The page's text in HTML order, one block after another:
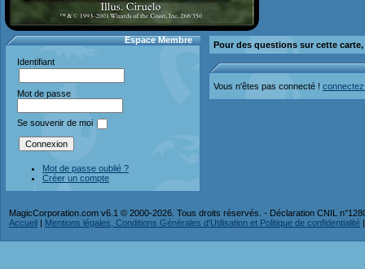
Espace Membre
Identifiant
Mot de passe
Se souvenir de moi
Mot de passe oublié ?
Créer un compte
Pour des questions sur cette
Vous n'êtes pas connecté !
MagicCorporation.com v6.1 © 2000-2026. Tous droits réservés. - Déclaration CNIL
Accueil | Mentions légales, Conditions Générales d'Utilisation et Politique de confidentialité